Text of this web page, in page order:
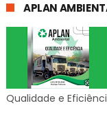
APLAN
Qualidade e